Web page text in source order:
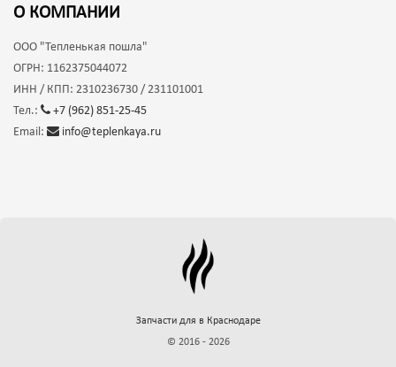
О КОМПАНИИ
ООО "Тепленькая пошла"
ОГРН: 1162375044072
ИНН / КПП: 2310236730 / 231101001
Тел.:
+7 (962) 851-25-45
Email:
info@teplenkaya.ru
Запчасти для в Краснодаре
© 2016 - 2026